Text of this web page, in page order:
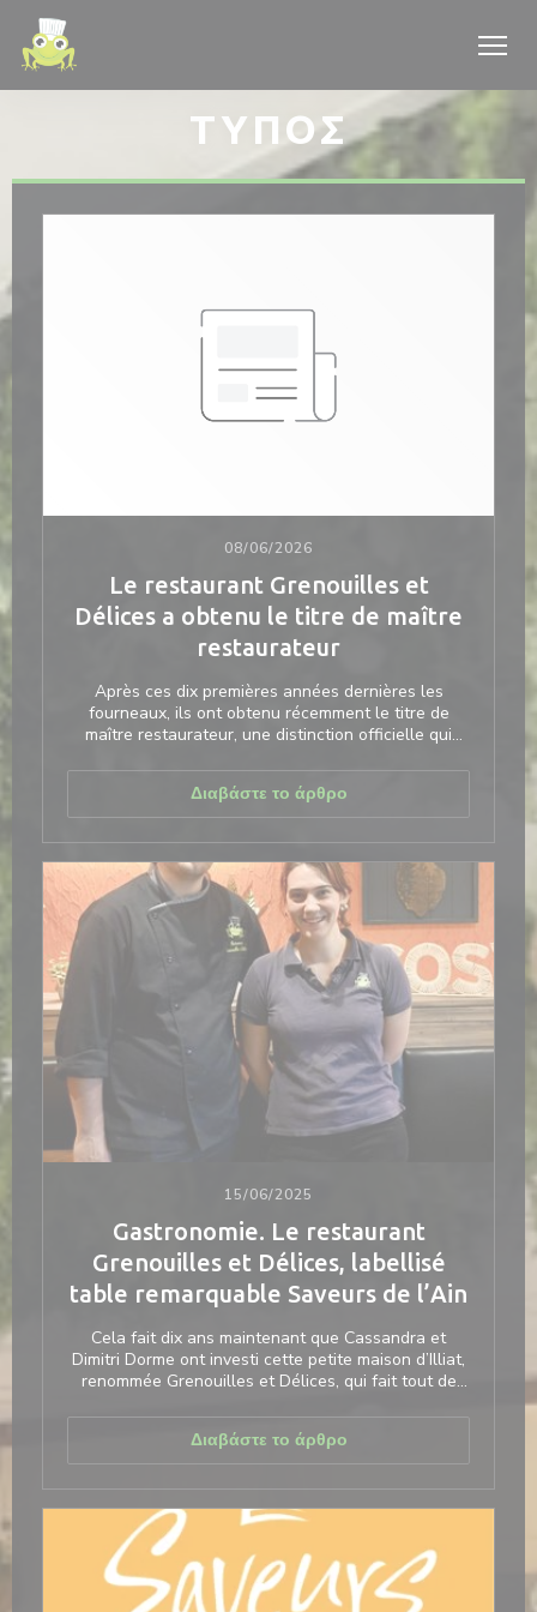
Πίνακας διαχείρισης "Μπισκότων" (Cookies)
ΤΎΠΟΣ
08/06/2026
Le restaurant Grenouilles et
Délices a obtenu le titre de maître
restaurateur
Après ces dix premières années dernières les
fourneaux, ils ont obtenu récemment le titre de
maître restaurateur, une distinction officielle qui
cuisine 100 % fait maison à base de produits frais et
bruts, ainsi que d’autres exigences de qualité.
« Nous avions fait la demande fin d’année 2025. Les
critères bien précis étaient définis avec un cahier
des charges strict : produits, personnel de salle,
accueil… Nous avons répondu favorablement à un
audit d’un client mystère sur toute la salle sur la
prestation assurée », se félicitait Dimitri.
Διαβάστε το άρθρο((ανοίγει σε νέο
15/06/2025
Gastronomie. Le restaurant
Grenouilles et Délices, labellisé
table remarquable Saveurs de l’Ain
Cela fait dix ans maintenant que Cassandra et
Dimitri Dorme ont investi cette petite maison d’Illiat,
renommée Grenouilles et Délices, qui fait tout de
service et bien plus encore en fin de semaine.
Leur recette ? La grenouille bien sûr, mais la
grenouille « à volonté », c’est-à-dire jusqu’à plus
faim… Beurre et persillade, même cuisinés avec
cœur et talent, on en redemande, surtout si l’on
vient de loin, mais Dimitri l’assure, la raison l’emporte
souvent sur la gourmandise.
C’est cependant cette riche idée qui fait le succès
de l’établissement Grenouilles et Délices.
Διαβάστε το άρθρο((ανοίγει σε νέο